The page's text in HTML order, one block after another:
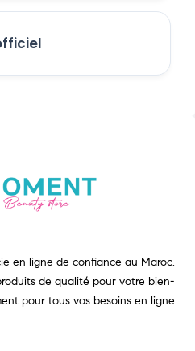
en ligne de confiance au Maroc.
de qualité pour votre bien-
pour tous vos besoins en ligne.